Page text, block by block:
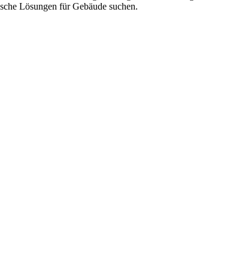
Lösungen für Gebäude suchen.